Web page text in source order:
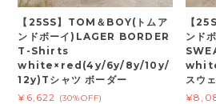
【25SS】TOM＆BOY(トムア
ンドボーイ)LAGER BORDER
T-Shirts
white×red(4y/6y/8y/10y/
12y)Tシャツ ボーダー
¥6,622
(30%OFF)
【
ンド
スウ